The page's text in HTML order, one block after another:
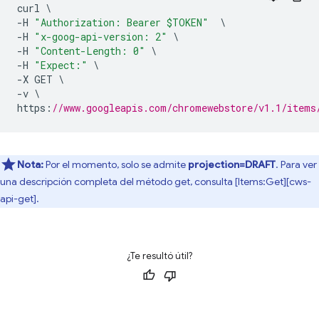
curl \
-H "Authorization: Bearer $TOKEN"
\
-H "x-goog-api-version: 2"
\
-H "Content-Length: 0"
\
-H "Expect:"
\
-X GET \
-v \
https : //www.googleapis.com/chromewebstore/v1.1/
Nota:Por el momento, solo se admite projection=DRAFT. Para ver
una descripción completa del método get, consulta [Items:Get][cws-
api-get].
¿Te resultó útil?